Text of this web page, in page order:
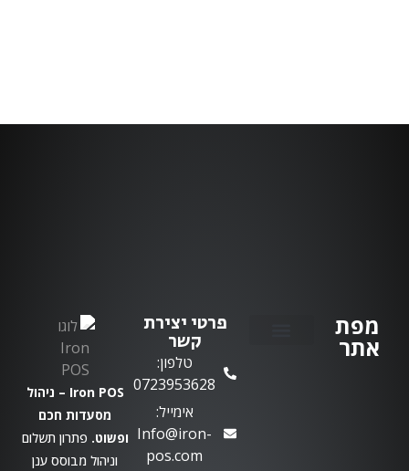
Iron POS – ניהול
מסעדות חכם
ופשוט. פתרון תשלום
וניהול מבוסס ענן
פרטי יצירת
קשר
טלפון:
0723953628
אימייל:
Info@iron-
pos.com
מפת
אתר